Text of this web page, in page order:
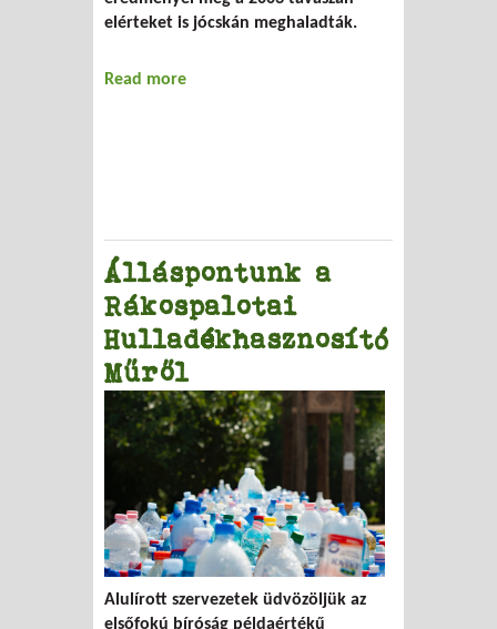
elérteket is jócskán meghaladták.
Read more
Álláspontunk a
Rákospalotai
Hulladékhasznosító
Műről
Alulírott szervezetek üdvözöljük az
elsőfokú bíróság példaértékű